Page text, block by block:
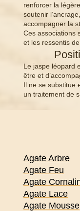
renforcer la
soutenir
accompagner la
Ces associations
et les ressentis de
Le jaspe léopard
être et
Il ne se substitue
un traitement de
Agate Arbre
Agate Feu
Agate
Agate Lace
Agate Mousse